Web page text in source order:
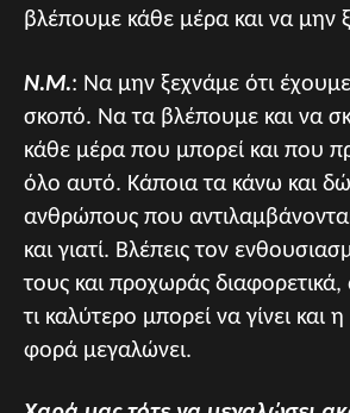
βλέπουμε κάθε μέρα και να μην
Ν.Μ.: Να μην ξεχνάμε ότι
σκοπό. Να τα βλέπουμε και να
κάθε μέρα που μπορεί και που
όλο αυτό. Κάποια τα κάνω και
ανθρώπους που
και γιατί. Βλέπεις τον
τους και προχωράς διαφορετικά,
τι καλύτερο μπορεί να γίνει και
φορά μεγαλώνει.